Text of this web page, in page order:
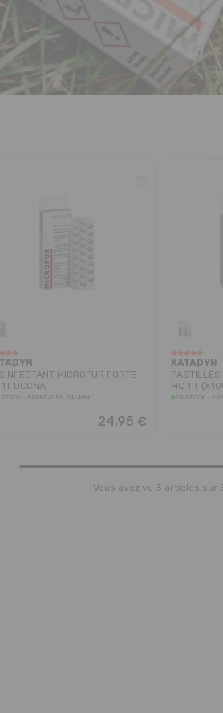
MICROPUR FORTE -
1T DCCNA
STOCK - EXPÉDIÉ EN 24/48H
24,95 €
KATADYN
PASTILLES
MC 1 T
EN STOCK -
Vous avez vu 3 articles sur